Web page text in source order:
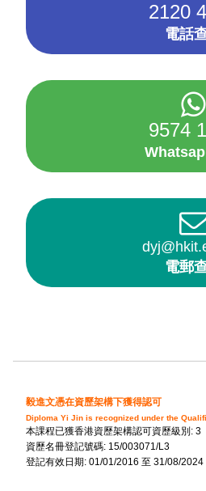
2120
電話
9574
電郵
毅進文憑在資歷架構下獲得認可
Diploma Yi Jin is recognized under the
本課程已獲香港資歷架構認可資歷級別: 3
資歷名冊登記號碼: 15/003071/L3
登記有效日期: 01/01/2016 至 31/08/2024